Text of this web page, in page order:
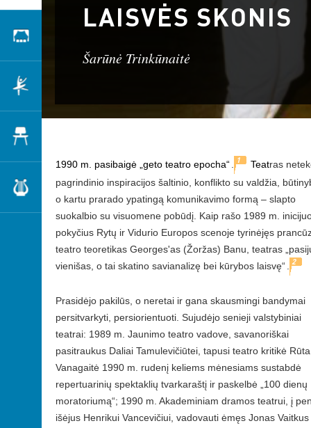
Muzika
LAISVĖS SKONIS
Šarūnė Trinkūnaitė
1990 m. pasibaigė „geto teatro epocha“ 1 Teatras
pagrindinio inspiracijos šaltinio, konflikto su valdžia,
o kartu prarado ypatingą komunikavimo formą – slapto
suokalbio su visuomene pobūdį. Kaip rašo 1989 m.
pokyčius Rytų ir Vidurio Europos scenoje tyrinėjęs
teatro teoretikas Georges'as (Žoržas) Banu, teatras
vienišas, o tai skatino savianalizę bei kūrybos laisvę“ 2
Prasidėjo pakilūs, o neretai ir gana skausmingi bandymai
persitvarkyti, persiorientuoti. Sujudėjo senieji valstybiniai
teatrai: 1989 m. Jaunimo teatro vadove, savanoriškai
pasitraukus Daliai Tamulevičiūtei, tapusi teatro kritikė Rūta
Vanagaitė 1990 m. rudenį keliems mėnesiams sustabdė
repertuarinių spektaklių tvarkaraštį ir paskelbė „100 dienų
moratoriumą“; 1990 m. Akademiniam dramos teatrui, į
išėjus Henrikui Vancevičiui, vadovauti ėmęs Jonas Vaitkus